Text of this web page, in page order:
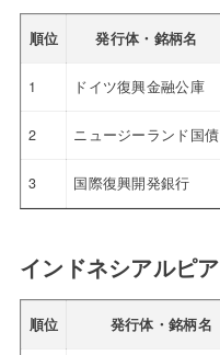
順位 発行体・銘柄名
1 ドイツ復興金融公庫
2 ニュージーランド国債
3 国際復興開発銀行
インドネシアルピア
順位 発行体・銘柄名